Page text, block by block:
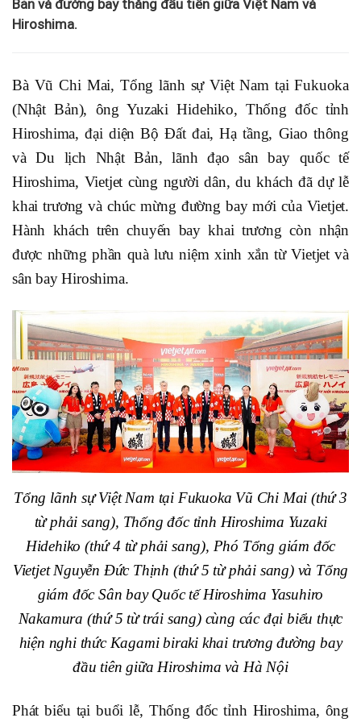
Bản và đường bay thẳng đầu tiên giữa Việt Nam và
Hiroshima.
Bà Vũ Chi Mai, Tổng lãnh sự Việt Nam tại Fukuoka
(Nhật Bản), ông Yuzaki Hidehiko, Thống đốc tỉnh
Hiroshima, đại diện Bộ Đất đai, Hạ tầng, Giao thông
và Du lịch Nhật Bản, lãnh đạo sân bay quốc tế
Hiroshima, Vietjet cùng người dân, du khách đã dự lễ
khai trương và chúc mừng đường bay mới của Vietjet.
Hành khách trên chuyến bay khai trương còn nhận
được những phần quà lưu niệm xinh xắn từ Vietjet và
sân bay Hiroshima.
Tổng lãnh sự Việt Nam tại Fukuoka Vũ Chi Mai (thứ 3
từ phải sang), Thống đốc tỉnh Hiroshima Yuzaki
Hidehiko (thứ 4 từ phải sang), Phó Tổng giám đốc
Vietjet Nguyễn Đức Thịnh (thứ 5 từ phải sang) và Tổng
giám đốc Sân bay Quốc tế Hiroshima Yasuhiro
Nakamura (thứ 5 từ trái sang) cùng các đại biểu thực
hiện nghi thức Kagami biraki khai trương đường bay
đầu tiên giữa Hiroshima và Hà Nội
Phát biểu tại buổi lễ, Thống đốc tỉnh Hiroshima, ông